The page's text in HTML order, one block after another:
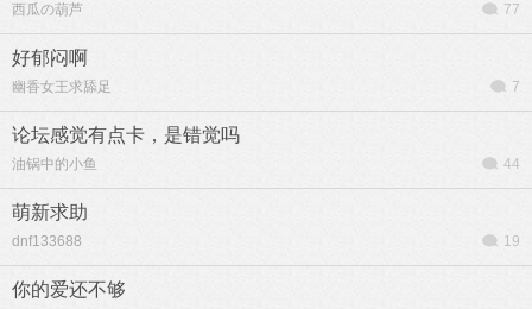
西瓜の葫芦 77
好郁闷啊
幽香女王求舔足 7
论坛感觉有点卡，是错觉吗
油锅中的小鱼 44
萌新求助
dnf133688 19
你的爱还不够